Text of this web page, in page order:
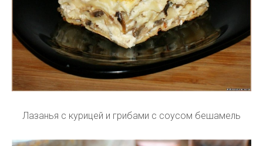
Лазанья с курицей и грибами с соусом бешамель